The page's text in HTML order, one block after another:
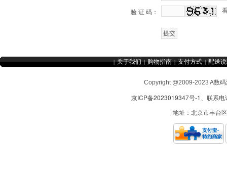
验 证 码：
Copyright @2009-2023 A数
京ICP备2023019347号-1 、联系
地址：北京市丰台
|关于我们 |购物指南 |支付方式 |配送